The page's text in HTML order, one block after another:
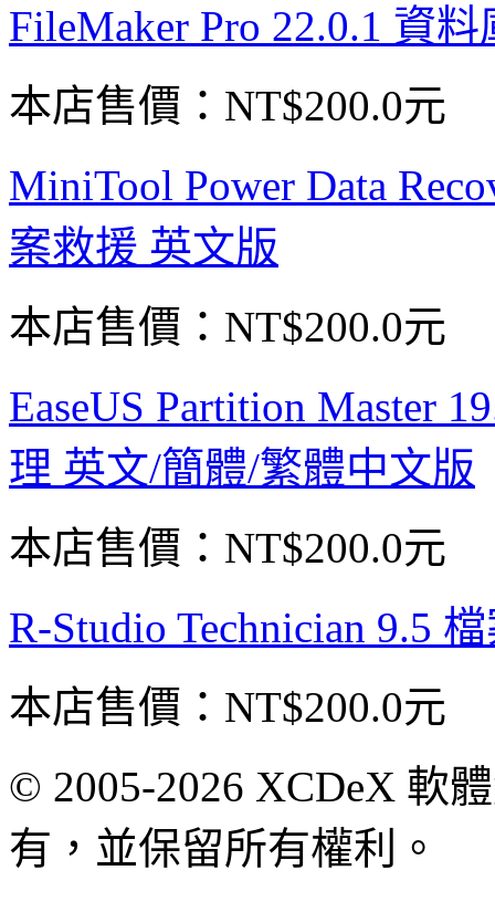
FileMaker Pro 22.0.1 資
本店售價： NT$200.0元
MiniTool Power Data
案救援 英文版
本店售價： NT$200.0元
EaseUS Partition Master
理 英文/簡體/繁體中文版
本店售價： NT$200.0元
R-Studio Technician 9.5
本店售價： NT$200.0元
© 2005-2026 XCDeX 軟
有，並保留所有權利。